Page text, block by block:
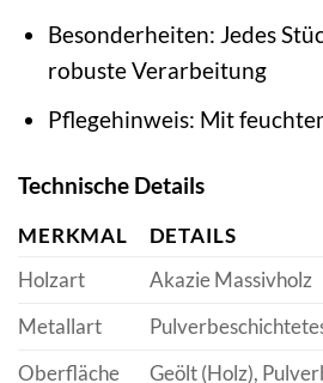
Besonderheiten: Jedes
robuste Verarbeitung
Pflegehinweis: Mit
Technische Details
MERKMAL
DETAILS
Holzart
Akazie Massivholz
Metallart
Oberfläche
Geölt (Holz),